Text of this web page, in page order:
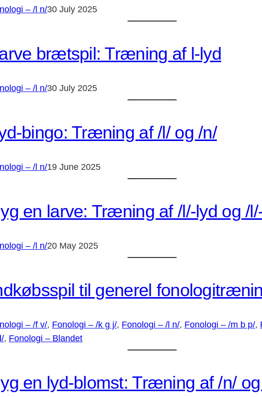
– /l n/30 July 2025
brætspil: Træning af l-lyd
– /l n/30 July 2025
bingo: Træning af /l/ og /n/
– /l n/19 June 2025
en larve: Træning af /l/-lyd og /
– /l n/20 May 2025
til generel
– /f v/, Fonologi – /k g j/, Fonologi – /l n/, Fonologi – /m b p/,
, Fonologi – Blandet
en lyd-blomst: Træning af /n/